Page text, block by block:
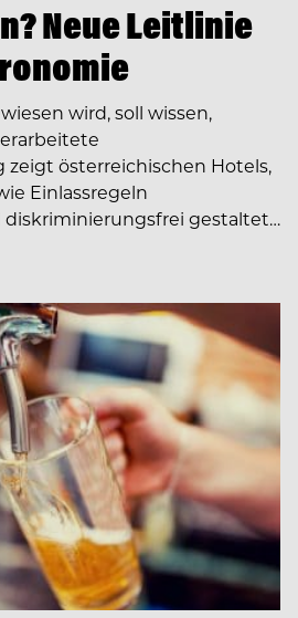
Neue Leitlinie
wird, soll wissen,
österreichischen Hotels,
Einlassregeln
diskriminierungsfrei gestaltet…